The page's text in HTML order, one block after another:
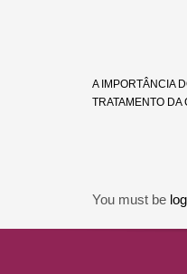
A IMPORTÂNCIA
TRATAMENTO
You must be